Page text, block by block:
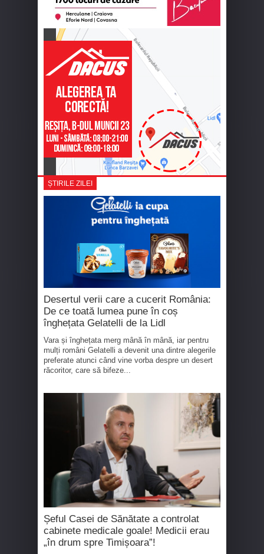
ȘTIRILE ZILEI
Desertul verii care a cucerit România:
De ce toată lumea pune în coș
înghețata Gelatelli de la Lidl
Vara și înghețata merg mână în mână, iar pentru
mulți români Gelatelli a devenit una dintre alegerile
preferate atunci când vine vorba despre un desert
răcoritor, care să bifeze...
Șeful Casei de Sănătate a controlat
cabinete medicale goale! Medicii erau
„în drum spre Timișoara”!